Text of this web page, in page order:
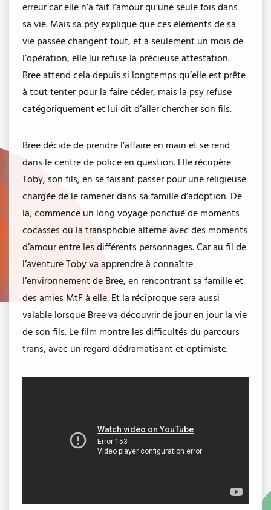
erreur car elle n’a fait l’amour qu’une seule fois dans
sa vie. Mais sa psy explique que ces éléments de sa
vie passée changent tout, et à seulement un mois de
l’opération, elle lui refuse la précieuse attestation.
Bree attend cela depuis si longtemps qu’elle est prête
à tout tenter pour la faire céder, mais la psy refuse
catégoriquement et lui dit d’aller chercher son fils.
Bree décide de prendre l’affaire en main et se rend
dans le centre de police en question. Elle récupère
Toby, son fils, en se faisant passer pour une religieuse
chargée de le ramener dans sa famille d’adoption. De
là, commence un long voyage ponctué de moments
cocasses où la transphobie alterne avec des moments
d’amour entre les différents personnages. Car au fil de
l’aventure Toby va apprendre à connaître
l’environnement de Bree, en rencontrant sa famille et
des amies MtF à elle. Et la réciproque sera aussi
valable lorsque Bree va découvrir de jour en jour la vie
de son fils. Le film montre les difficultés du parcours
trans, avec un regard dédramatisant et optimiste.